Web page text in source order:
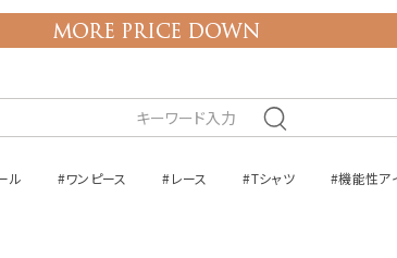
ル #ワンピース #レース #Tシャツ #機能性ア